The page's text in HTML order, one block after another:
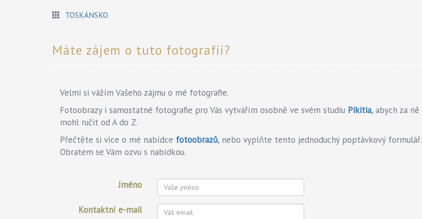
TOSKÁNSKO
Máte zájem o tuto fotografii?
Velmi si vážím Vašeho zájmu o mé fotografie.
Fotoobrazy i samostatné fotografie pro Vás vytvářím osobně ve svém studiu Pikitia, abych za ně
mohl ručit od A do Z.
Přečtěte si více o mé nabídce fotoobrazů, nebo vyplňte tento jednoduchý poptávkový formulář.
Obratem se Vám ozvu s nabídkou.
Jméno
Kontaktní e-mail